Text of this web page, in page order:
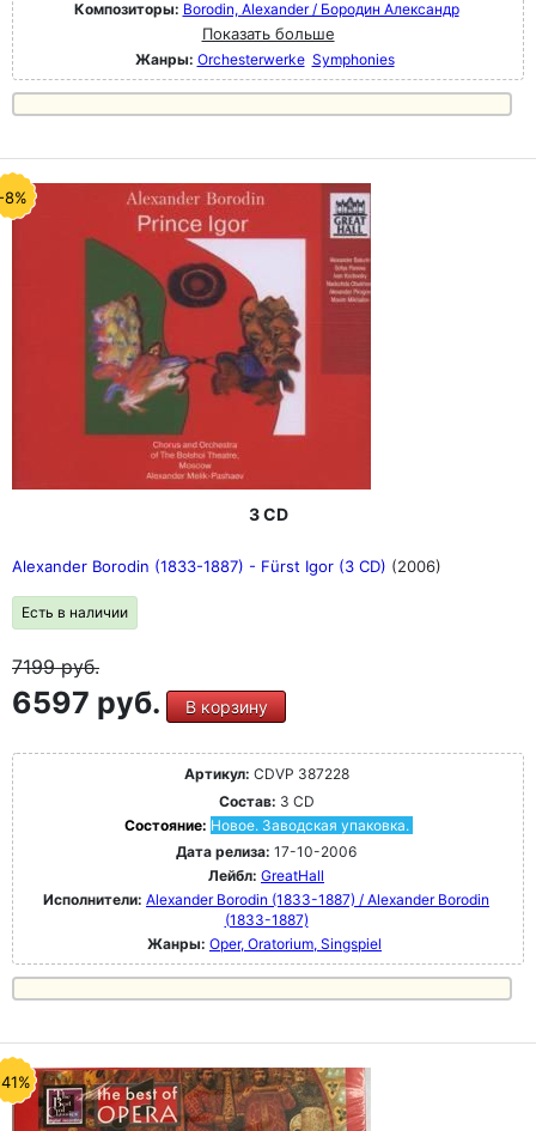
Композиторы: Borodin, Alexander / Бородин Александр
Показать больше
Жанры: Orchesterwerke Symphonies
8%
3 CD
Alexander Borodin (1833-1887) - Fürst Igor (3 CD) (2006)
Есть в наличии
7199руб.
6597 руб. В корзину
Артикул: CDVP 387228
Состав: 3 CD
Состояние: Новое. Заводская упаковка.
Дата релиза: 17-10-2006
Лейбл: GreatHall
Исполнители: Alexander Borodin (1833-1887) / Alexander Borodin
(1833-1887)
Жанры: Oper, Oratorium, Singspiel